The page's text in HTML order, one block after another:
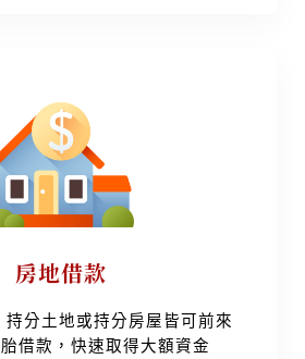
房地借款
持分土地或持分房屋皆可前來
借款，快速取得大額資金